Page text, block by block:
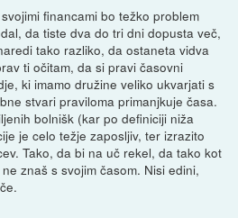
financami bo težko problem
da tiste dva do tri dni dopusta več,
tako razliko, da ostaneta vidva
ti očitam, da si pravi časovni
ki imamo družine veliko ukvarjati s
stvari praviloma primanjkuje časa.
bolnišk (kar po definiciji niža
je celo težje zaposljiv, ter izrazito
Tako, da bi na uč rekel, da tako kot
znaš s svojim časom. Nisi edini,